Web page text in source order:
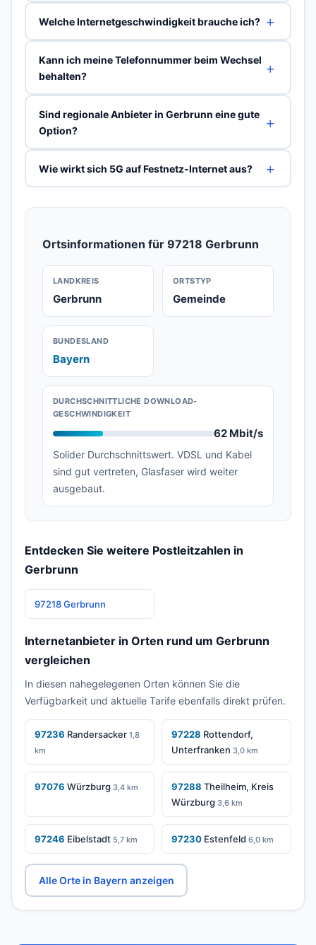
Welche Internetgeschwindigkeit brauche ich?
Kann ich meine Telefonnummer beim Wechsel
behalten?
Sind regionale Anbieter in Gerbrunn eine gute
Option?
Wie wirkt sich 5G auf Festnetz-Internet aus?
Ortsinformationen für 97218 Gerbrunn
LANDKREIS
Gerbrunn
ORTSTYP
Gemeinde
BUNDESLAND
Bayern
DURCHSCHNITTLICHE DOWNLOAD-
GESCHWINDIGKEIT
62 Mbit/s
Solider Durchschnittswert. VDSL und Kabel
sind gut vertreten, Glasfaser wird weiter
ausgebaut.
Entdecken Sie weitere Postleitzahlen in
Gerbrunn
97218 Gerbrunn
Internetanbieter in Orten rund um Gerbrunn
vergleichen
In diesen nahegelegenen Orten können Sie die
Verfügbarkeit und aktuelle Tarife ebenfalls direkt prüfen.
97236 Randersacker 1,8
km
97228 Rottendorf,
Unterfranken 3,0 km
97076 Würzburg 3,4 km 97288 Theilheim, Kreis
Würzburg 3,6 km
97246 Eibelstadt 5,7 km 97230 Estenfeld 6,0 km
Alle Orte in Bayern anzeigen